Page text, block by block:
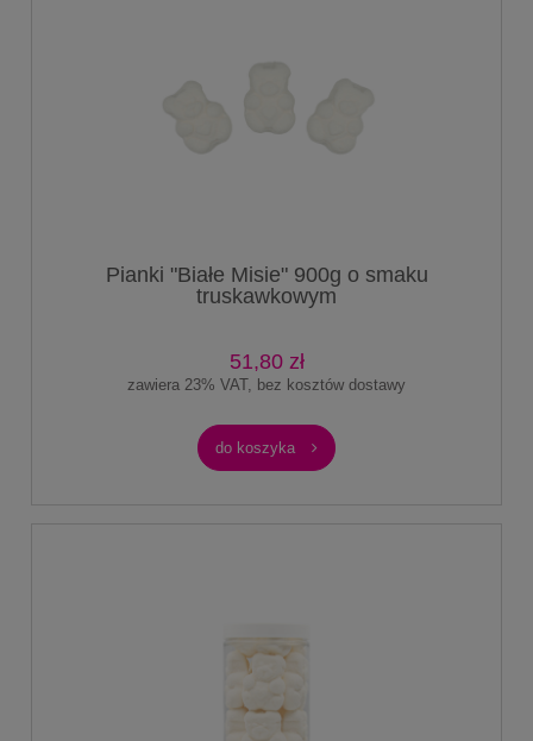
Pianki "Białe Misie" 900g o smaku
truskawkowym
51,80 zł
zawiera 23% VAT, bez kosztów dostawy
do koszyka